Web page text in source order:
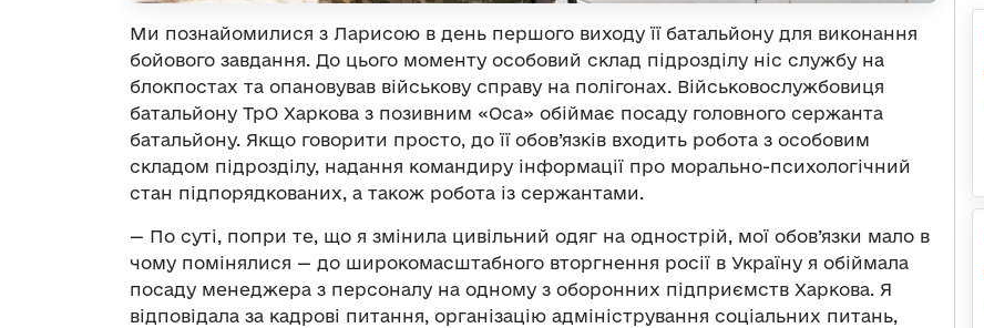
Ми познайомилися з Ларисою в день першого виходу її батальйону для виконання
бойового завдання. До цього моменту особовий склад підрозділу ніс службу на
блокпостах та опановував військову справу на полігонах. Військовослужбовиця
батальйону ТрО Харкова з позивним «Оса» обіймає посаду головного сержанта
батальйону. Якщо говорити просто, до її обов’язків входить робота з особовим
складом підрозділу, надання командиру інформації про морально-психологічний
стан підпорядкованих, а також робота із сержантами.
— По суті, попри те, що я змінила цивільний одяг на однострій, мої обов’язки мало в
чому помінялися — до широкомасштабного вторгнення росії в Україну я обіймала
посаду менеджера з персоналу на одному з оборонних підприємств Харкова. Я
відповідала за кадрові питання, організацію адміністрування соціальних питань,